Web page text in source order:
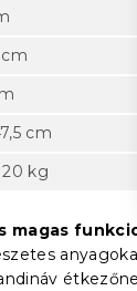
cm
kg
magas